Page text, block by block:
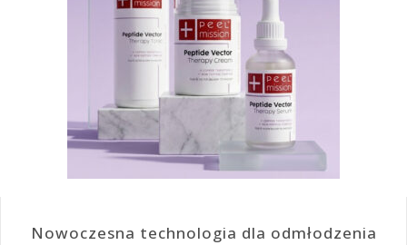
Nowoczesna technologia dla odmłodzenia